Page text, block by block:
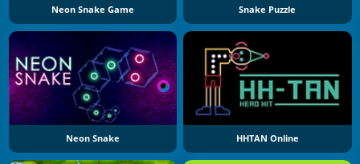
Neon Snake Game Snake Puzzle
Neon Snake HHTAN Online